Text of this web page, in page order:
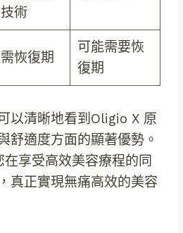
術
恢復期
可能需要恢
復期
以清晰地看到Oligio X 原
舒適度方面的顯著優勢。
享受高效美容療程的同
真正實現無痛高效的美容